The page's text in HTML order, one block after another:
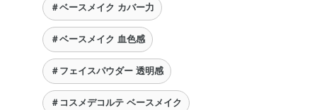
＃ベースメイク カバー力
＃ベースメイク 血色感
＃フェイスパウダー 透明感
＃コスメデコルテ ベースメイク